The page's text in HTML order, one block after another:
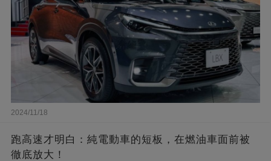
2024/11/18
跑高速才明白：純電動車的短板，在燃油車面前被
徹底放大！